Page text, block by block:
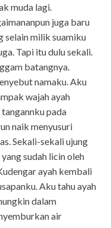
muda lagi.
juga baru
selain milik suamiku
Tapi itu dulu sekali.
batangnya.
namaku. Aku
wajah ayah
pada
naik menyusuri
Sekali-sekali ujung
sudah licin oleh
ayah kembali
Aku tahu ayah
dalam
air